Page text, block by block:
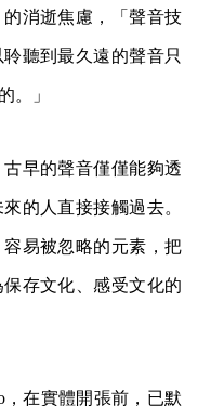
消逝焦慮，「聲音技
聽到最久遠的聲音只
。」
早的聲音僅僅能夠透
的人直接接觸過去。
易被忽略的元素，把
存文化、感受文化的
，在實體開張前，已默